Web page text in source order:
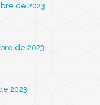
de 2023
de 2023
2023